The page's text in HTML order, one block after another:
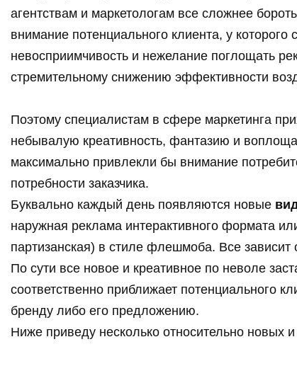
агентствам и маркетологам все сложнее
внимание потенциального клиента, у которого
невосприимчивость и нежелание поглощать
стремительному снижению эффективности
Поэтому специалистам в сфере маркетинга
небывалую креативность, фантазию и
максимально привлекли бы внимание
потребности заказчика.
Буквально каждый день появляются новые
наружная реклама интерактивного формата
партизанская) в стиле флешмоба. Все зависит
По сути все новое и креативное по неволе
соответственно приближает потенциального
бренду либо его предложению.
Ниже приведу несколько относительно новых